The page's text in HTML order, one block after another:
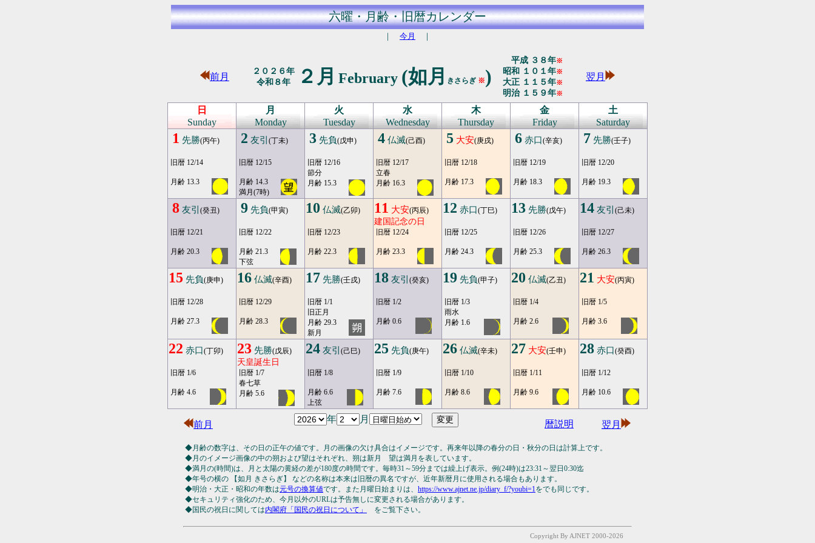
六曜・月齢・旧暦カレンダー
｜ 今月 ｜
前月
２０２６年
令和８年
２月 February (如月 きさらぎ ※)
平成 ３８年※
昭和 １０１年※
大正 １１５年※
明治 １５９年※
翌月
日
Sunday
月
Monday
火
Tuesday
水
Wednesday
木
Thursday
金
Friday
土
Saturday
1 先勝(丙午)
旧暦 12/14
月齢 13.3
2 友引 (丁未)
旧暦 12/15
月齢 14.3
満月(7時)
3 先負(戊申)
旧暦 12/16
節分
月齢 15.3
4 仏滅(己酉)
旧暦 12/17
立春
月齢 16.3
5 大安(庚戌)
旧暦 12/18
月齢 17.3
6 赤口(辛亥)
旧暦 12/19
月齢 18.3
7 先勝(壬子)
旧暦 12/20
月齢 19.3
8 友引 (癸丑)
旧暦 12/21
月齢 20.3
9 先負(甲寅)
旧暦 12/22
月齢 21.3
下弦
10 仏滅(乙卯)
旧暦 12/23
月齢 22.3
11 大安(丙辰)
建国記念の日
旧暦 12/24
月齢 23.3
12 赤口(丁巳)
旧暦 12/25
月齢 24.3
13 先勝(戊午)
旧暦 12/26
月齢 25.3
14 友引 (己未)
旧暦 12/27
月齢 26.3
15 先負(庚申)
旧暦 12/28
月齢 27.3
16 仏滅(辛酉)
旧暦 12/29
月齢 28.3
17 先勝(壬戌)
旧暦 1/1
旧正月
月齢 29.3
新月
18 友引 (癸亥)
旧暦 1/2
月齢 0.6
19 先負(甲子)
旧暦 1/3
雨水
月齢 1.6
20 仏滅(乙丑)
旧暦 1/4
月齢 2.6
21 大安(丙寅)
旧暦 1/5
月齢 3.6
22 赤口(丁卯)
旧暦 1/6
月齢 4.6
23 先勝(戊辰)
天皇誕生日
旧暦 1/7
春七草
月齢 5.6
24 友引 (己巳)
旧暦 1/8
月齢 6.6
上弦
25 先負(庚午)
旧暦 1/9
月齢 7.6
26 仏滅(辛未)
旧暦 1/10
月齢 8.6
27 大安(壬申)
旧暦 1/11
月齢 9.6
28 赤口(癸酉)
旧暦 1/12
月齢 10.6
前月
年 月 暦説明 翌月
◆月齢の数字は、その日の正午の値です。月の画像の欠け具合はイメージです。再来年以降の春分の日・秋分の日は計算上です。
◆月のイメージ画像の中の朔および望はそれぞれ、朔は新月 望は満月を表しています。
◆満月の(時間)は、月と太陽の黄経の差が180度の時間です。毎時31～59分までは繰上げ表示。例(24時)は23:31～翌日0:30迄
◆年号の横の 【如月 きさらぎ】 などの名称は本来は旧暦の異名ですが、近年新暦月に使用される場合もあります。
◆明治・大正・昭和の年数は元号の換算値です。また月曜日始まりは、 https://www.ajnet.ne.jp/diary_f/?youbi=1をでも同じです。
◆セキュリティ強化のため、今月以外のURLは予告無しに変更される場合があります。
◆国民の祝日に関しては内閣府「国民の祝日について」 をご覧下さい。
Copyright By AJNET 2000-2026